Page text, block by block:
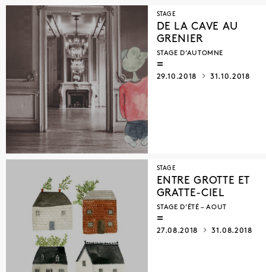
STAGE
DE LA CAVE AU
GRENIER
STAGE D’AUTOMNE
29.10.2018 31.10.2018
STAGE
ENTRE GROTTE ET
GRATTE-CIEL
STAGE D’ÉTÉ – AOUT
27.08.2018 31.08.2018